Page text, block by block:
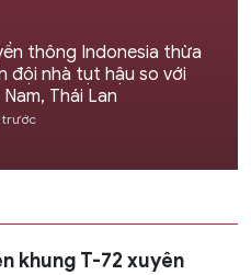
thông Indonesia thừa
đội nhà tụt hậu so với
Thái Lan
trước
khung T-72 xuyên